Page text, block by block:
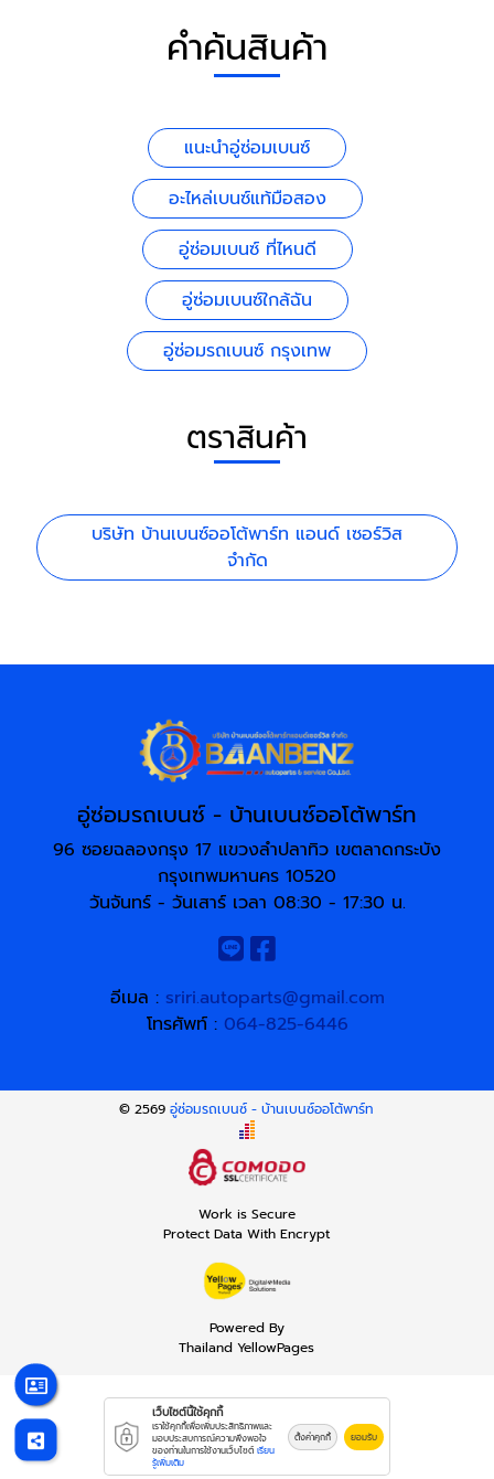
คำค้นสินค้า
แนะนำอู่ซ่อมเบนซ์
อะไหล่เบนซ์แท้มือสอง
อู่ซ่อมเบนซ์ ที่ไหนดี
อู่ซ่อมเบนซ์ใกล้ฉัน
อู่ซ่อมรถเบนซ์ กรุงเทพ
ตราสินค้า
บริษัท บ้านเบนซ์ออโต้พาร์ท แอนด์ เซอร์วิส
จำกัด
อู่ซ่อมรถเบนซ์ - บ้านเบนซ์ออโต้พาร์ท
96 ซอยฉลองกรุง 17 แขวงลำปลาทิว เขตลาดกระบัง
กรุงเทพมหานคร 10520
วันจันทร์ - วันเสาร์ เวลา 08:30 - 17:30 น.
อีเมล : sriri.autoparts@gmail.com
โทรศัพท์ : 064-825-6446
© 2569อู่ซ่อมรถเบนซ์ - บ้านเบนซ์ออโต้พาร์ท
Work is Secure
Protect Data With Encrypt
Powered By
Thailand YellowPages
เว็บไซต์นี้ใช้คุกกี้
เราใช้คุกกี้เพื่อเพิ่มประสิทธิภาพและ
มอบประสบการณ์ความพึงพอใจ
ของท่านในการใช้งานเว็บไซต์ เรียน
รู้เพิ่มเติม
ตั้งค่าคุกกี้ ยอมรับ